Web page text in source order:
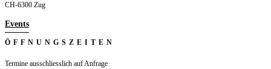
CH-6300 Zug
Events
ÖFFNUNGSZEITEN
Termine ausschliesslich auf Anfrage